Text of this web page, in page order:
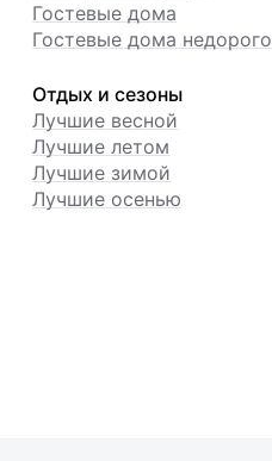
Гостевые дома
Гостевые дома недорого
Отдых и сезоны
Лучшие весной
Лучшие летом
Лучшие зимой
Лучшие осенью